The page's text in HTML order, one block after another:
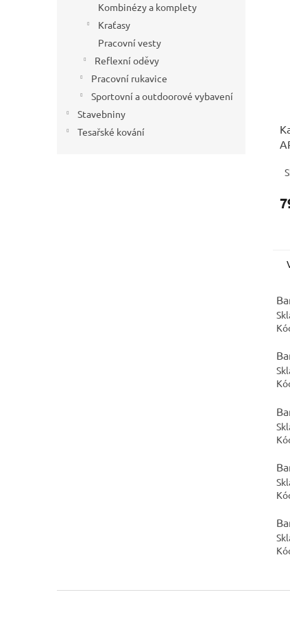
Kombinézy a komplety
Kraťasy
Pracovní vesty
Reflexní oděvy
Pracovní rukavice
Sportovní a outdoorové vybavení
Stavebniny
Tesařské kování